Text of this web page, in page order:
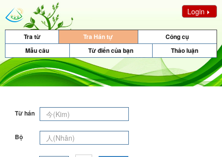
Login
Tra từ Tra Hán tự
Công cụ
Mẫu câu
Từ điển của bạn Thảo luận
Từ hán
Bộ